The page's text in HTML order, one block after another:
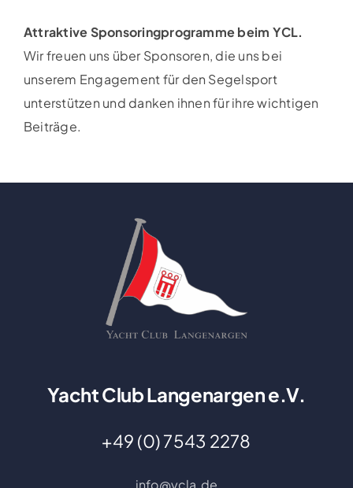
Attraktive Sponsoringprogramme beim YCL.
Wir freuen uns über Sponsoren, die uns bei
unserem Engagement für den Segelsport
unterstützen und danken ihnen für ihre wichtigen
Beiträge.
Yacht Club Langenargen e.V.
+49 (0) 7543 2278
info@ycla.de